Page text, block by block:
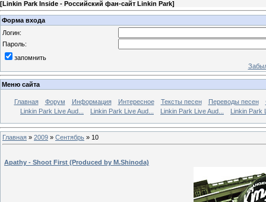
[Linkin Park Inside - Российский фан-сайт Linkin Park]
Форма входа
Логин:
Пароль:
запомнить
Меню сайта
Главная Форум Информация Интересное Тексты песен Переводы песен
Linkin Park Live Aud...
Linkin Park Live Aud... Linkin Park Live Aud... Linkin Park
Главная » 2009 » Сентябрь » 10
Apathy - Shoot First (Produced by M.Shinoda)